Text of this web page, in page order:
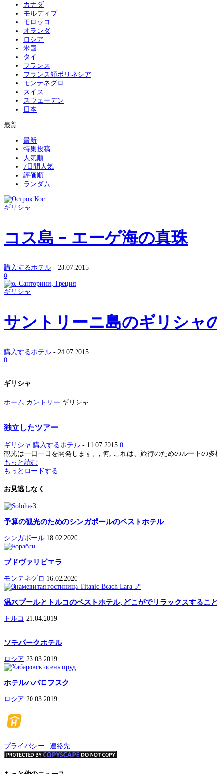
カナダ
モルディブ
モロッコ
オランダ
ロシア
米国
タイ
フランス
フランス領ポリネシア
モンテネグロ
スイス
スウェーデン
日本
最新
最新
特集投稿
人気順
7日間人気
評価順
ランダム
ギリシャ
コス島 – エーゲ海の真珠
購入するホテル - 28.07.2015
0
ギリシャ
サントリーニ島のギリシャ
購入するホテル - 24.07.2015
0
ギリシャ
ホーム カントリー ギリシャ
独立したツアー
ギリシャ 購入するホテル - 11.07.2015 0
観光は一日一日を開発します。, 何, これは、旅行のためのルートの
もっと読む
もっとロードする
お見逃しなく
予算の観光のためのシンガポールのベストホテル
シンガポール 18.02.2020
ブドヴァリビエラ
モンテネグロ 16.02.2020
温水プールとトルコのベストホテル, どこがでリラックスするこ
トルコ 21.04.2019
ソチパークホテル
ロシア 23.03.2019
ホテルハバロフスク
ロシア 20.03.2019
プライバシー 連絡先